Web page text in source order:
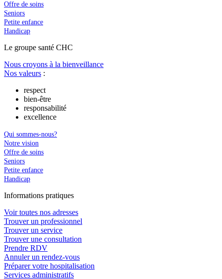
Offre de soins
Seniors
Petite enfance
Handicap
Le groupe santé CHC
Nous croyons à la bienveillance
Nos valeurs :
respect
bien-être
responsabilité
excellence
Qui sommes-nous?
Notre vision
Offre de soins
Seniors
Petite enfance
Handicap
Informations pratiques
Voir toutes nos adresses
Trouver un professionnel
Trouver un service
Trouver une consultation
Prendre RDV
Annuler un rendez-vous
Préparer votre hospitalisation
Services administratifs